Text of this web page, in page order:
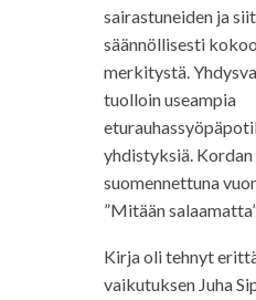
sairastuneiden ja
säännöllisesti
merkitystä.
tuolloin useampia
yhdistyksiä.
suomennettuna
”Mitään
Kirja oli tehnyt
vaikutuksen Juha